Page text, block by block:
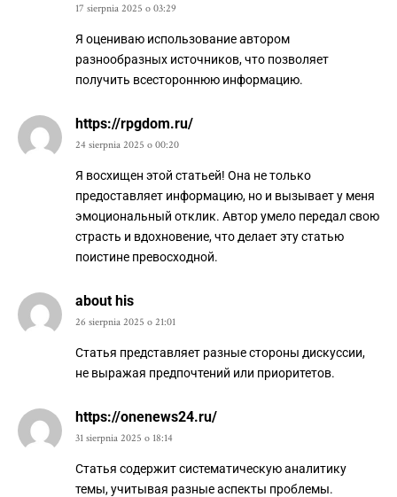
17 sierpnia 2025 o 03:29
Я оцениваю использование автором
разнообразных источников, что позволяет
получить всестороннюю информацию.
https://rpgdom.ru/
24 sierpnia 2025 o 00:20
Я восхищен этой статьей! Она не только
предоставляет информацию, но и вызывает у меня
эмоциональный отклик. Автор умело передал свою
страсть и вдохновение, что делает эту статью
поистине превосходной.
about his
26 sierpnia 2025 o 21:01
Статья представляет разные стороны дискуссии,
не выражая предпочтений или приоритетов.
https://onenews24.ru/
31 sierpnia 2025 o 18:14
Статья содержит систематическую аналитику
темы, учитывая разные аспекты проблемы.